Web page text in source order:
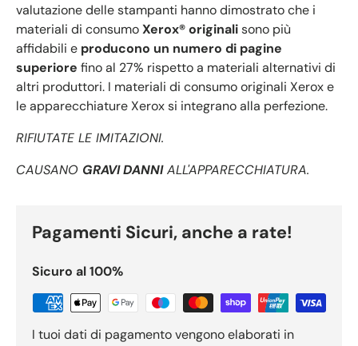
valutazione delle stampanti hanno dimostrato che i
materiali di consumoXerox® originalisono più
affidabili e producono un numero di pagine
superiore fino al 27% rispetto a materiali alternativi di
altri produttori. I materiali di consumo originali Xerox e
le apparecchiature Xerox si integrano alla perfezione.
RIFIUTATE LE IMITAZIONI.
CAUSANO GRAVI DANNIALL'APPARECCHIATURA.
Pagamenti Sicuri, anche a rate!
Sicuro al 100%
I tuoi dati di pagamento vengono elaborati in